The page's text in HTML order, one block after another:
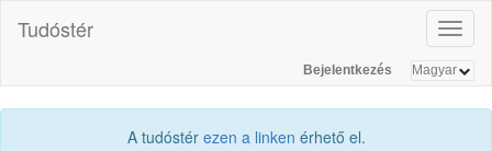
Tudóstér
Bejelentkezés
A tudóstér ezen a linken érhető el.